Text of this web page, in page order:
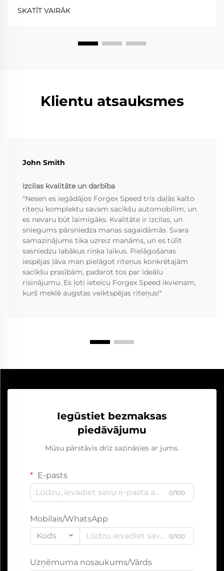
Divdaļu rati ir elastīgāki nekā viendaļas rati, jo rata
spieķi un apvalks ir atdalīti, kamēr...
SKATĪT VAIRĀK
Klientu atsauksmes
John Smith
Izcilas kvalitāte un darbība
"Nesen es iegādājos Forgex Speed trīs daļās kalto
riteņu komplektu savam sacīkšu automobilim, un
es nevaru būt laimīgāks. Kvalitāte ir izcilas, un
sniegums pārsniedza manas sagaidāmās. Svara
samazinājums tika uzreiz manāms, un es tūlīt
sasniedzu labākus riņķa laikus. Pielāgošanas
iespējas ļāva man pielāgot riteņus konkrētajām
sacīkšu prasībām, padarot tos par ideālu
risinājumu. Es ļoti ieteicu Forgex Speed ikvienam,
kurš meklē augstas veiktspējas riteņus!"
Iegūstiet bezmaksas
piedāvājumu
Mūsu pārstāvis drīz sazināsies ar jums.
E-pasts
0/100
Mobilais/WhatsApp
Kods
0/100
Uzņēmuma nosaukums/Vārds